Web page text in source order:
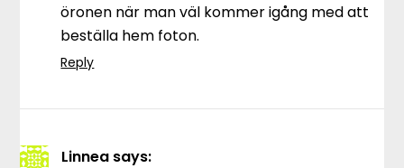
öronen när man väl kommer igång med att
beställa hem foton.
Reply
Linnea says: